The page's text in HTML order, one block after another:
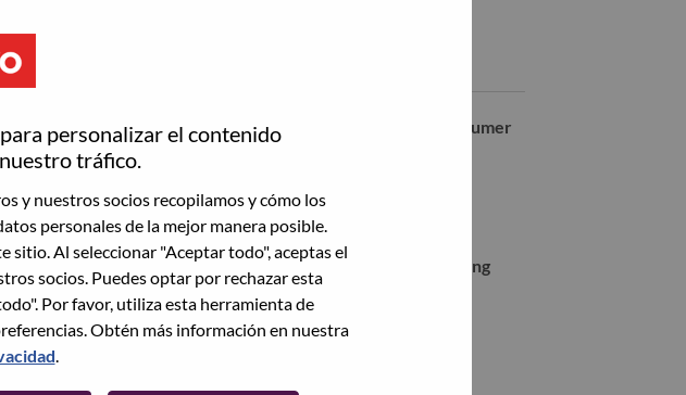
personalizar el contenido
tráfico.
y nuestros socios recopilamos y cómo los
personales de la mejor manera posible.
sitio. Al seleccionar "Aceptar todo", aceptas el
socios. Puedes optar por rechazar esta
Por favor, utiliza esta herramienta de
Obtén más información en nuestra
.
Fortune Global
vision to deliver
company with a full-
smartphones,
defined
Advisory Packaging Designer - Consumer
Staff Packaging Graphic Designer
北京（Beijing）, Beijing, China,
Advisory Packaging Designer - Gaming
北京（Beijing）, Beijing, China,
Packaging Designer - Gaming